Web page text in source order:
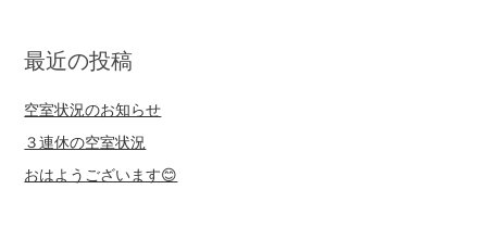
最近の投稿
空室状況のお知らせ
３連休の空室状況
おはようございます😊